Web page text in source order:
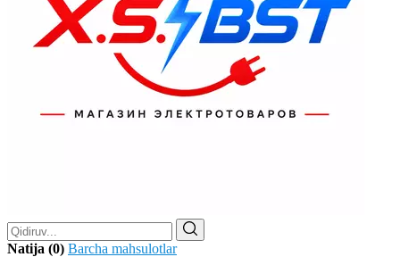
Natija (0) Barcha mahsulotlar